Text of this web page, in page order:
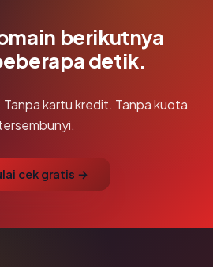
berikutnya
detik.
kartu kredit. Tanpa kuota
cek gratis →